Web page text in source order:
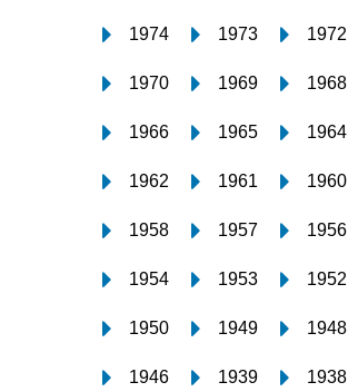
1974 1973 1972
1970 1969 1968
1966 1965 1964
1962 1961 1960
1958 1957 1956
1954 1953 1952
1950 1949 1948
1946 1939 1938